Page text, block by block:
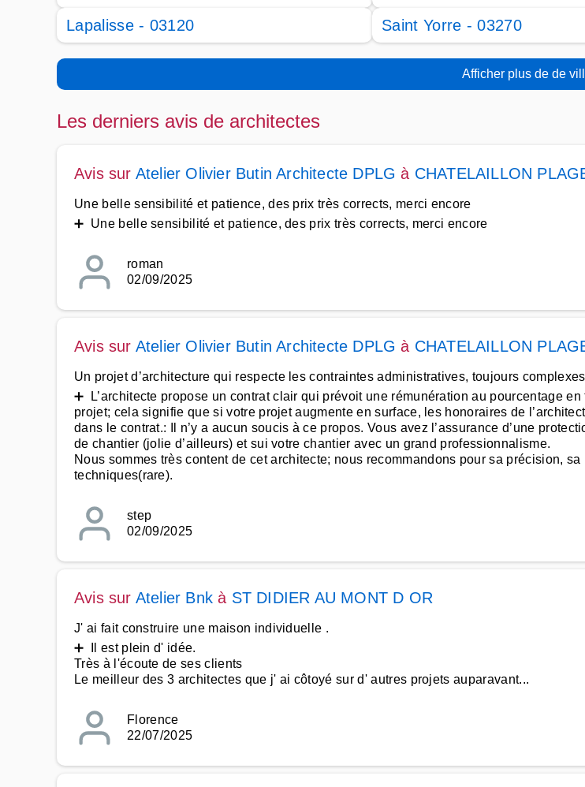
Lapalisse - 03120
Saint Yorre - 03270
Afficher plus de de
Les derniers avis de architectes
Avis sur Atelier Olivier Butin Architecte DPLG à CHATELAILLON
Une belle sensibilité et patience, des prix très corrects, merci encore
➕ Une belle sensibilité et patience, des prix très corrects, merci encore
roman
02/09/2025
Avis sur Atelier Olivier Butin Architecte DPLG à CHATELAILLON
Un projet d’architecture qui respecte les contraintes administratives, toujours
➕ L’architecte propose un contrat clair qui prévoit une rémunération au pourcentage
projet; cela signifie que si votre projet augmente en surface, les honoraires de
dans le contrat.: Il n’y a aucun soucis à ce propos. Vous avez l’assurance d’une
de chantier (jolie d’ailleurs) et sui votre chantier avec un grand professionnalisme.
Nous sommes très content de cet architecte; nous recommandons pour sa précision,
techniques(rare).
step
02/09/2025
Avis sur Atelier Bnk à ST DIDIER AU MONT D OR
J' ai fait construire une maison individuelle .
➕ Il est plein d' idée.
Très à l'écoute de ses clients
Le meilleur des 3 architectes que j' ai côtoyé sur d' autres projets auparavant...
Florence
22/07/2025